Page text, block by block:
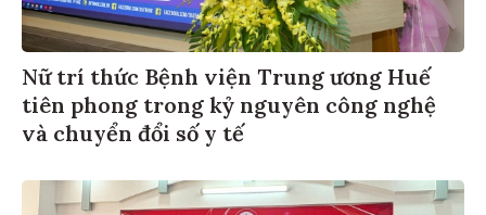
Nữ trí thức Bệnh viện Trung ương Huế
tiên phong trong kỷ nguyên công nghệ
và chuyển đổi số y tế